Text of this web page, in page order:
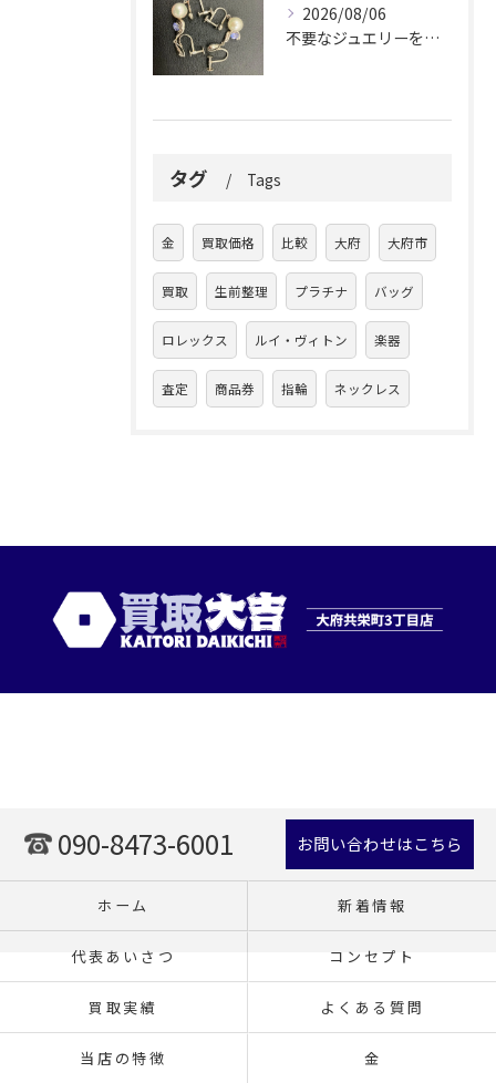
2026/08/06
不要なジュエリーを眠らせていませんか？
タグ Tags
金 買取価格 比較 大府 大府市
買取 生前整理 プラチナ バッグ
ロレックス ルイ・ヴィトン 楽器
査定 商品券 指輪 ネックレス
090-8473-6001 お問い合わせはこちら
ホーム 新着情報
代表あいさつ コンセプト
買取実績 よくある質問
当店の特徴 金